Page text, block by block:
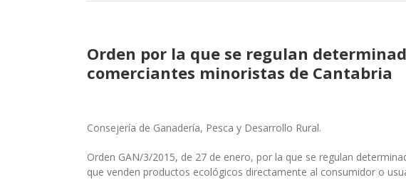
Orden por la que se regulan
comerciantes minoristas de Cantabria
Consejería de Ganadería, Pesca y Desarrollo Rural.
Orden GAN/3/2015, de 27 de enero, por la que se regulan
que venden productos ecológicos directamente al consumidor o